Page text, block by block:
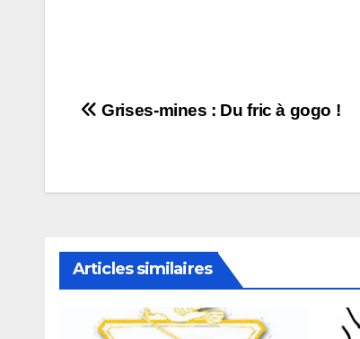
Navigation
l’article
Grises-mines : Du fric à gogo !
Articles similaires